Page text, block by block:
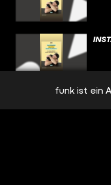
funk ist ein